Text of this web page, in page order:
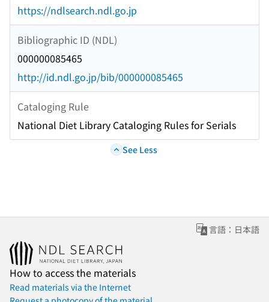
https://ndlsearch.ndl.go.jp
Bibliographic ID (NDL)
000000085465
http://id.ndl.go.jp/bib/000000085465
Cataloging Rule
National Diet Library Cataloging Rules for Serials
See Less
言語：日本語
How to access the materials
Read materials via the Internet